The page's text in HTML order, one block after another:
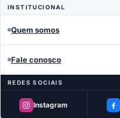
INSTITUCIONAL
Quem somos
Fale conosco
REDES SOCIAIS
Instagram